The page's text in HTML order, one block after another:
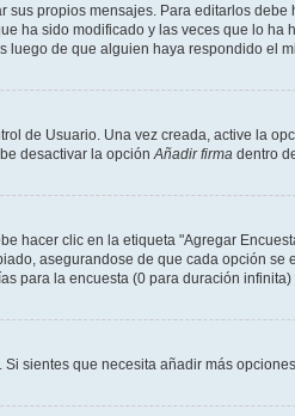
propios mensajes. Para editarlos debe
ha sido modificado y las veces que lo
luego de que alguien haya respondido el
de Usuario. Una vez creada, active la
desactivar la opción Añadir firma dentro
hacer clic en la etiqueta "Agregar
asegurandose de que cada opción
para la encuesta (0 para duración
sientes que necesita añadir más